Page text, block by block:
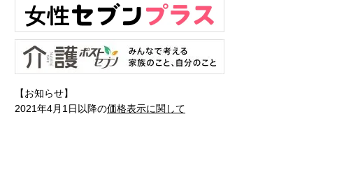
【お知らせ】
2021年4月1日以降の価格表示に関して